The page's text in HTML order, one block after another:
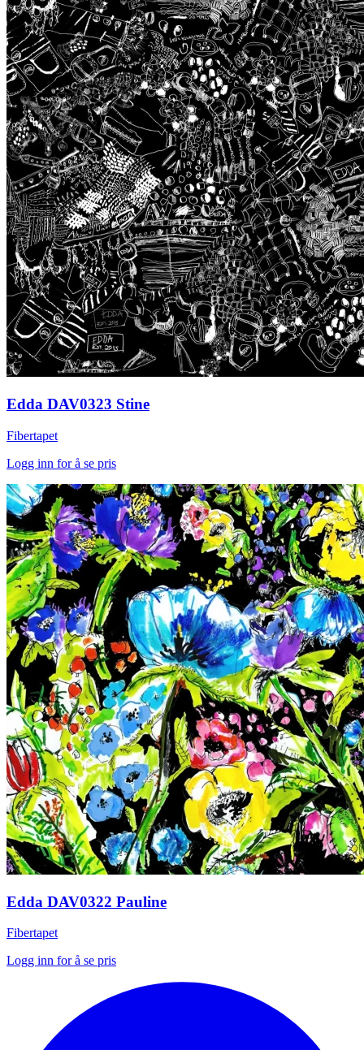
Edda DAV0323 Stine
Fibertapet
Logg inn for å se pris
Edda DAV0322 Pauline
Fibertapet
Logg inn for å se pris